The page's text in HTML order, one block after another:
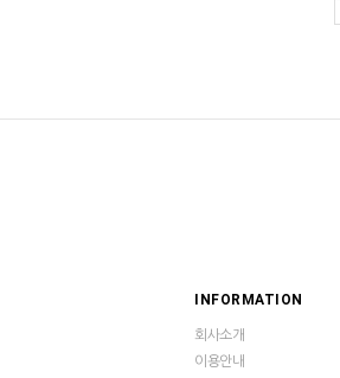
INFORMATION
회사소개
이용안내